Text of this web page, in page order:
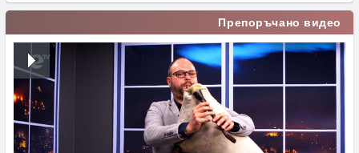
Препоръчано видео